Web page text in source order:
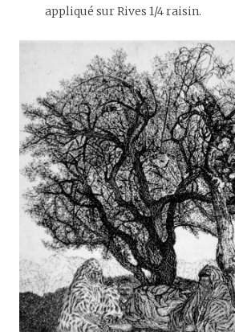
appliqué sur Rives 1/4 raisin.